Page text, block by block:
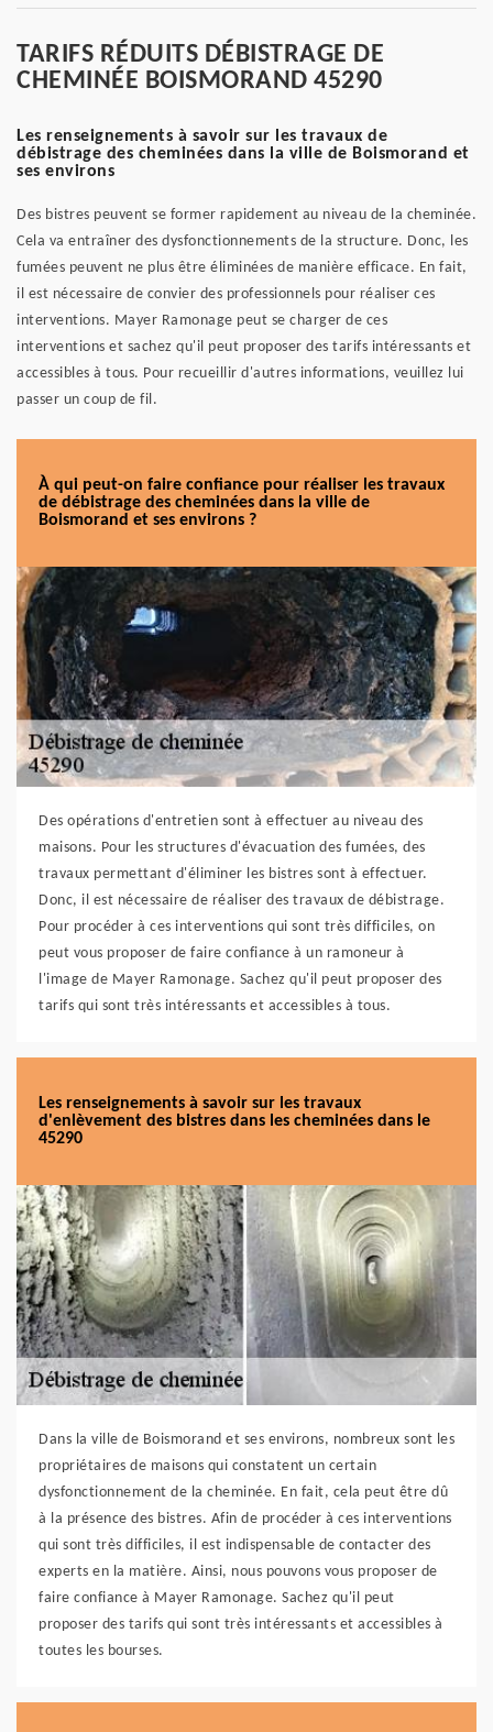
TARIFS RÉDUITS DÉBISTRAGE DE
CHEMINÉE BOISMORAND 45290
Les renseignements à savoir sur les travaux de
débistrage des cheminées dans la ville de Boismorand et
ses environs
Des bistres peuvent se former rapidement au niveau de la cheminée.
Cela va entraîner des dysfonctionnements de la structure. Donc, les
fumées peuvent ne plus être éliminées de manière efficace. En fait,
il est nécessaire de convier des professionnels pour réaliser ces
interventions. Mayer Ramonage peut se charger de ces
interventions et sachez qu'il peut proposer des tarifs intéressants et
accessibles à tous. Pour recueillir d'autres informations, veuillez lui
passer un coup de fil.
À qui peut-on faire confiance pour réaliser les travaux
de débistrage des cheminées dans la ville de
Boismorand et ses environs ?
Des opérations d'entretien sont à effectuer au niveau des
maisons. Pour les structures d'évacuation des fumées, des
travaux permettant d'éliminer les bistres sont à effectuer.
Donc, il est nécessaire de réaliser des travaux de débistrage.
Pour procéder à ces interventions qui sont très difficiles, on
peut vous proposer de faire confiance à un ramoneur à
l'image de Mayer Ramonage. Sachez qu'il peut proposer des
tarifs qui sont très intéressants et accessibles à tous.
Les renseignements à savoir sur les travaux
d'enlèvement des bistres dans les cheminées dans le
45290
Dans la ville de Boismorand et ses environs, nombreux sont les
propriétaires de maisons qui constatent un certain
dysfonctionnement de la cheminée. En fait, cela peut être dû
à la présence des bistres. Afin de procéder à ces interventions
qui sont très difficiles, il est indispensable de contacter des
experts en la matière. Ainsi, nous pouvons vous proposer de
faire confiance à Mayer Ramonage. Sachez qu'il peut
proposer des tarifs qui sont très intéressants et accessibles à
toutes les bourses.